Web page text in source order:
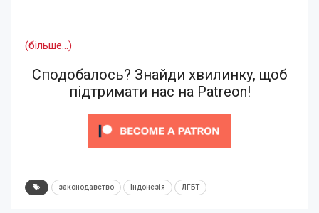
(більше…)
Сподобалось? Знайди хвилинку, щоб
підтримати нас на Patreon!
законодавство Індонезія ЛГБТ